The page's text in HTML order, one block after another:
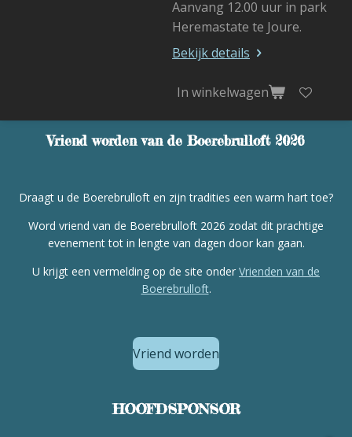
Aanvang 12.00 uur in park
Heremastate te Joure.
Bekijk details
In winkelwagen
Vriend worden van de Boerebrulloft 2026
Draagt u de Boerebrulloft en zijn tradities een warm hart toe?
Word vriend van de Boerebrulloft 2026 zodat dit prachtige
evenement tot in lengte van dagen door kan gaan.
U krijgt een vermelding op de site onder Vrienden van de
Boerebrulloft.
Vriend worden
HOOFDSPONSOR